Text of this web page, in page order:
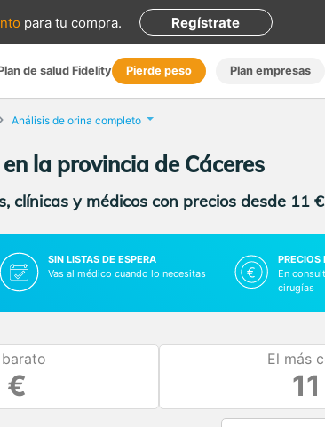
para tu compra. Regístrate
de salud Fidelity Pierde peso Plan empresas
Análisis de orina completo
la provincia de Cáceres
clínicas y médicos con precios desde 11 €
SIN LISTAS DE ESPERA
Vas al médico cuando lo necesitas
PRECIOS
En
cirugías
€
El más